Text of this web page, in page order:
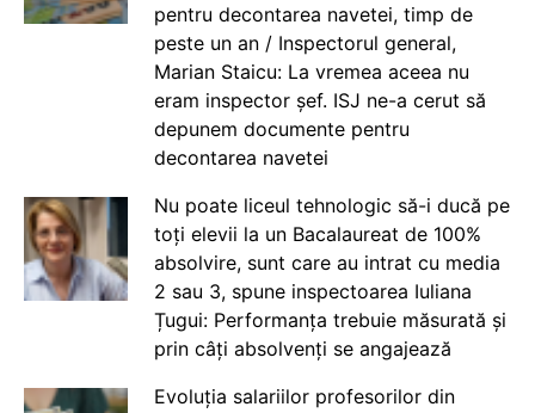
pentru decontarea navetei, timp de
peste un an / Inspectorul general,
Marian Staicu: La vremea aceea nu
eram inspector șef. ISJ ne-a cerut să
depunem documente pentru
decontarea navetei
Nu poate liceul tehnologic să-i ducă pe
toți elevii la un Bacalaureat de 100%
absolvire, sunt care au intrat cu media
2 sau 3, spune inspectoarea Iuliana
Țugui: Performanța trebuie măsurată și
prin câți absolvenți se angajează
Evoluția salariilor profesorilor din